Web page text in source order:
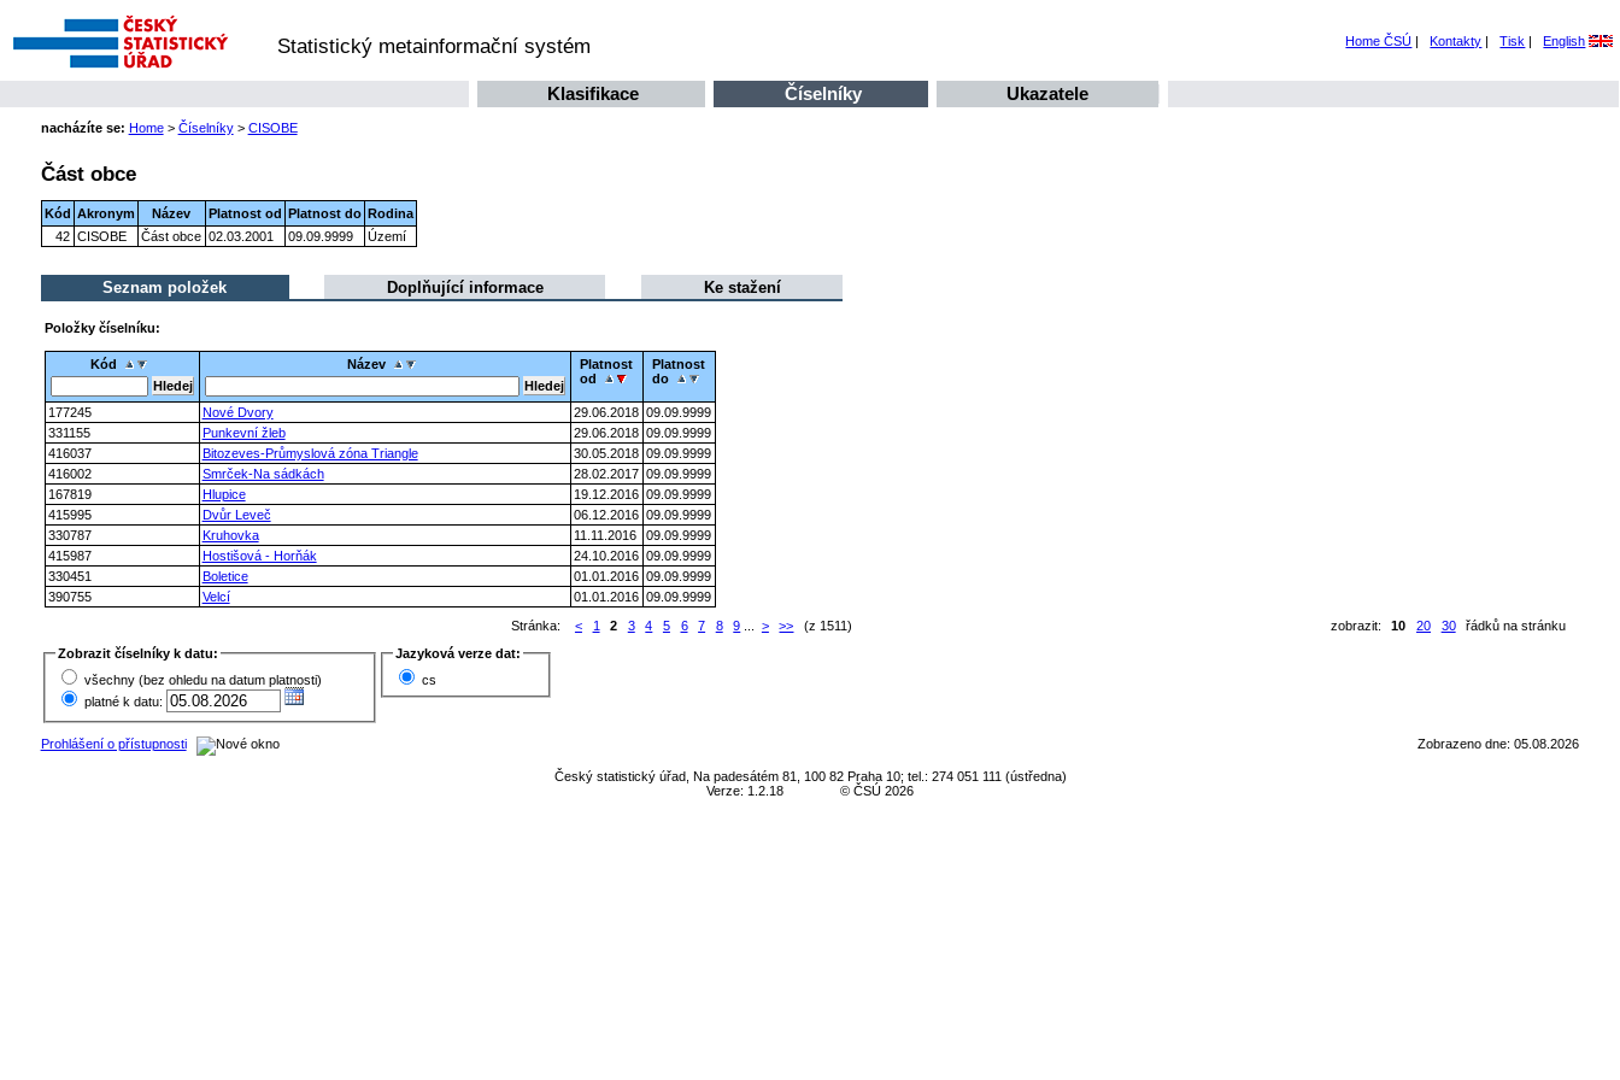
Statistický metainformační systém Home ČSÚ | Kontakty | Tisk | English
Klasifikace Číselníky Ukazatele
nacházíte se: Home> Číselníky> CISOBE
Část obce
Kód Akronym Název Platnost od Platnost do Rodina
42 CISOBE Část obce 02.03.2001 09.09.9999 Území
Seznam položek Doplňující informace Ke stažení
Položky číselníku:
Kód Název
Platnost
od
Platnost
do
177245 Nové Dvory 29.06.2018 09.09.9999
331155
Punkevní žleb 29.06.2018 09.09.9999
416037
Bitozeves-Průmyslová zóna Triangle 30.05.2018 09.09.9999
416002
Smrček-Na sádkách 28.02.2017 09.09.9999
167819
Hlupice 19.12.2016 09.09.9999
415995
Dvůr Leveč 06.12.2016 09.09.9999
330787
Kruhovka 11.11.2016
09.09.9999
415987
Hostišová - Horňák 24.10.2016 09.09.9999
330451
Boletice 01.01.2016 09.09.9999
390755
Velcí 01.01.2016 09.09.9999
zobrazit:
10 20 30 řádků na stránku
Stránka: < 1 2 3 4 5 6 7 8 9 > >> (z 1511)
Zobrazit číselníky k datu:
všechny (bez ohledu na datum platnosti)
platné k datu:
Jazyková verze dat:
cs
Prohlášení o přístupnosti Zobrazeno dne: 05.08.2026
Český statistický úřad, Na padesátém 81, 100 82 Praha 10; tel.: 274 051 111 (ústředna)
Verze: 1.2.18
© ČSÚ 2026